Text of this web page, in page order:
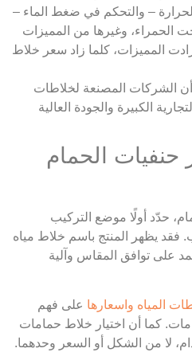
– والتحكم في ضغط الماء –
الحمراء، وغيرها من المميزات
زادت المميزات، كلما زاد سعر خلاط
الشركات المصنعة لخلاطات
الكبيرة والجودة العالية
الحمام
حدّد أولًا موضع التركيب
فقد يظهر المنتج باسم خلاط مياه
على توافق المقاس وآلية
المياه واسعارها على فهم
كما أن اختيار خلاط حمامات
لا من الشكل أو السعر وحدهما.